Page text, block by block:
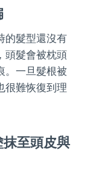
的髮型還沒有
頭髮會被枕頭
。一旦髮根被
很難恢復到理
至頭皮與